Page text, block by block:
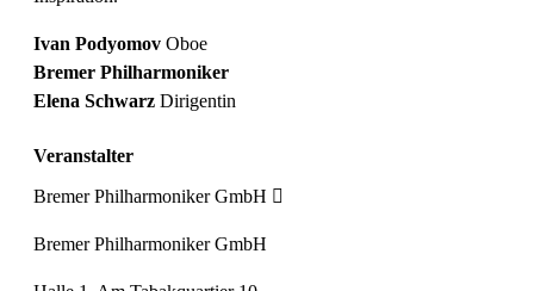
Ivan Podyomov Oboe
Bremer Philharmoniker
Elena Schwarz Dirigentin
Veranstalter
Bremer Philharmoniker GmbH
Bremer Philharmoniker GmbH